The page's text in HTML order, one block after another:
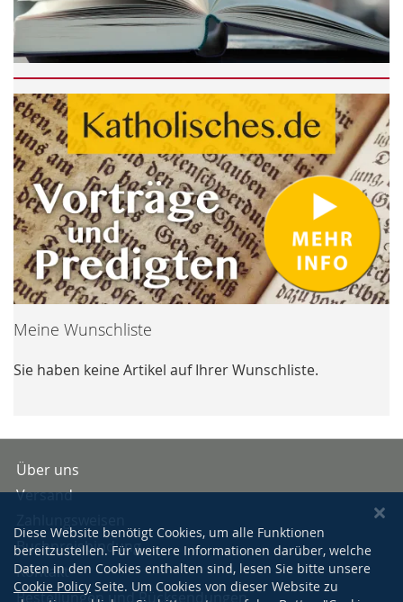
Meine Wunschliste
Sie haben keine Artikel auf Ihrer Wunschliste.
Über uns
Versand
Buchpreisbindung
Kontakt
Bestellungen und Rücksendungen
Diese Website benötigt Cookies, um alle Funktionen
bereitzustellen. Für weitere Informationen darüber, welche
Daten in den Cookies enthalten sind, lesen Sie bitte unsere
Cookie Policy Seite. Um Cookies von dieser Website zu